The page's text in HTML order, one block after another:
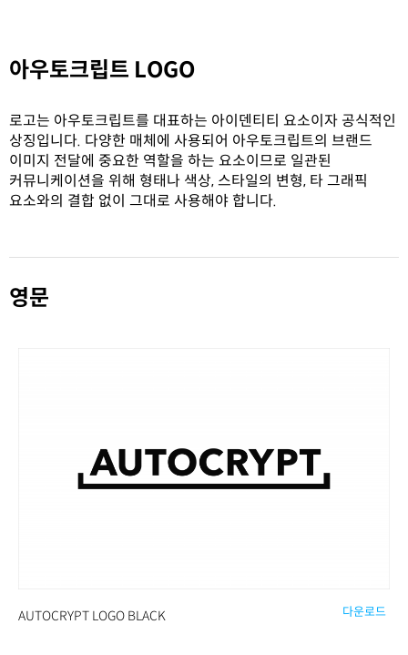
아우토크립트 LOGO
로고는 아우토크립트를 대표하는 아이덴티티 요소이자 공식적인
상징입니다. 다양한 매체에 사용되어 아우토크립트의 브랜드
이미지 전달에 중요한 역할을 하는 요소이므로 일관된
커뮤니케이션을 위해 형태나 색상, 스타일의 변형, 타 그래픽
요소와의 결합 없이 그대로 사용해야 합니다.
영문
AUTOCRYPT LOGO BLACK 다운로드